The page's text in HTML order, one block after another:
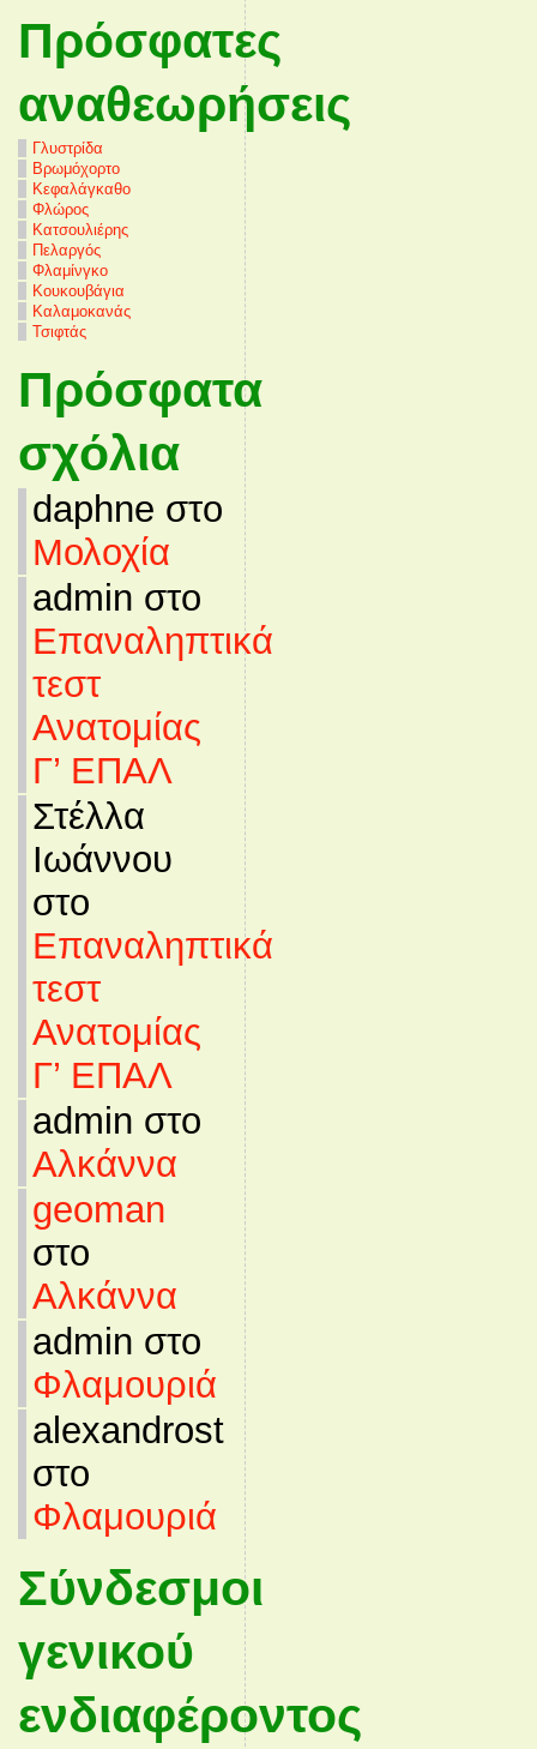
Πρόσφατες
αναθεωρήσεις
Γλυστρίδα
Βρωμόχορτο
Κεφαλάγκαθο
Φλώρος
Κατσουλιέρης
Πελαργός
Φλαμίνγκο
Κουκουβάγια
Καλαμοκανάς
Τσιφτάς
Πρόσφατα
σχόλια
daphne στο
Μολοχία
admin στο
Επαναληπτικά
τεστ
Ανατομίας
Γ’ ΕΠΑΛ
Στέλλα
Ιωάννου
στο
Επαναληπτικά
τεστ
Ανατομίας
Γ’ ΕΠΑΛ
admin στο
Αλκάννα
geoman
στο
Αλκάννα
admin στο
Φλαμουριά
alexandrost
στο
Φλαμουριά
Σύνδεσμοι
γενικού
ενδιαφέροντος